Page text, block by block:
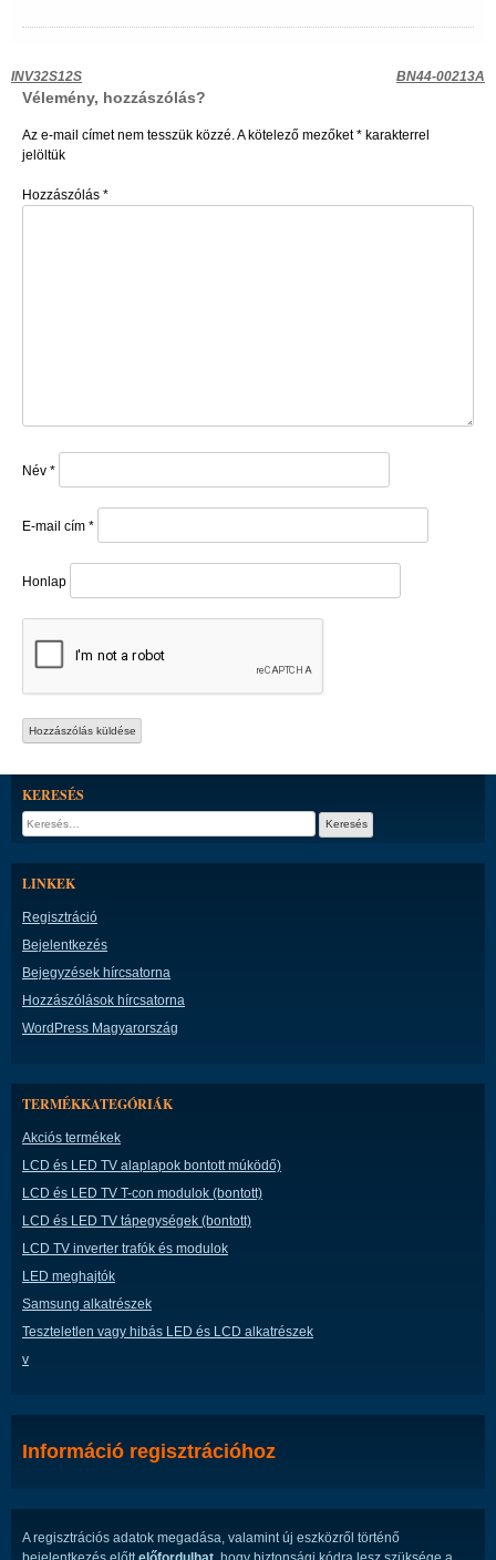
Bejegyzés
navigáció
INV32S12S BN44-00213A
Vélemény, hozzászólás?
Az e-mail címet nem tesszük közzé.A kötelező mezőket* karakterrel
jelöltük
Hozzászólás *
Név *
E-mail cím *
Honlap
KERESÉS
Keresés:
LINKEK
Regisztráció
Bejelentkezés
Bejegyzések hírcsatorna
Hozzászólások hírcsatorna
WordPress Magyarország
TERMÉKKATEGÓRIÁK
Akciós termékek
LCD és LED TV alaplapok bontott múködő)
LCD és LED TV T-con modulok (bontott)
LCD és LED TV tápegységek (bontott)
LCD TV inverter trafók és modulok
LED meghajtók
Samsung alkatrészek
Teszteletlen vagy hibás LED és LCD alkatrészek
v
Információ regisztrációhoz
A regisztrációs adatok megadása, valamint új eszközről történő